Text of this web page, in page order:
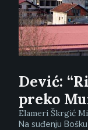
Dević:
preko
Elameri Škrgić
Na suđenju